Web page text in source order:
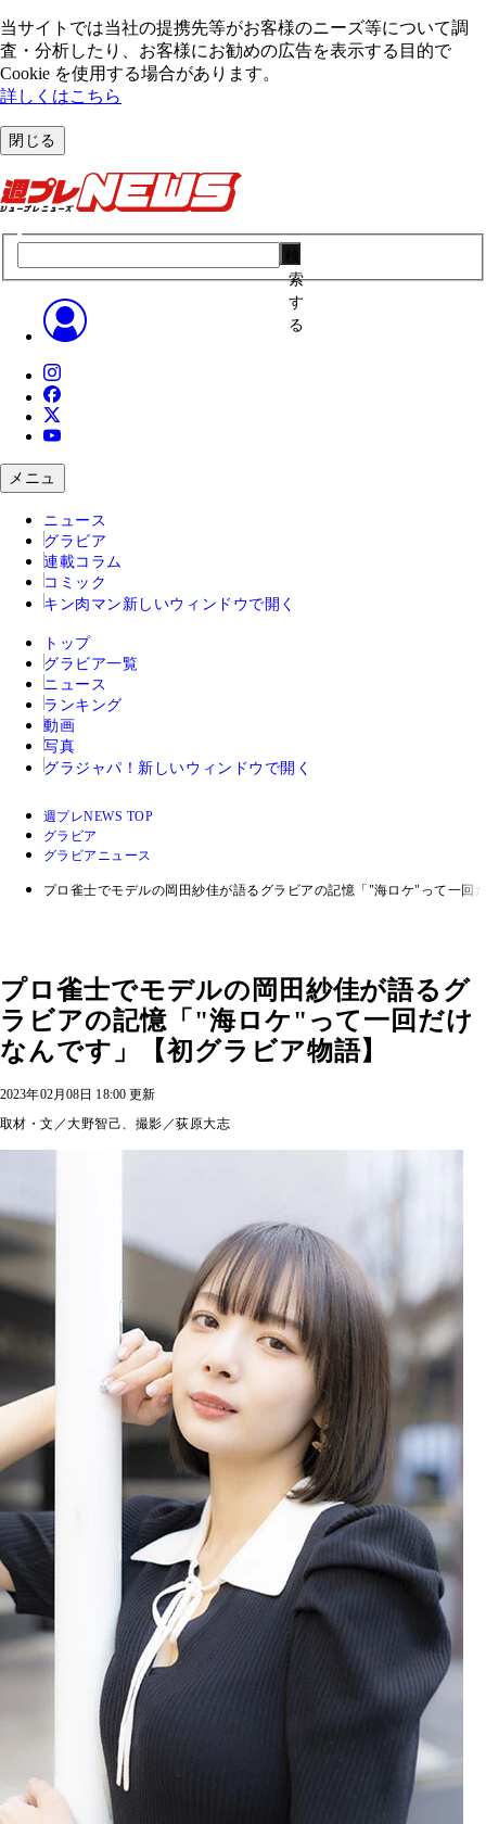
当サイトでは当社の提携先等がお客様のニーズ等について調
査・分析したり、お客様にお勧めの広告を表⽰する⽬的で
Cookie を使⽤する場合があります。
詳しくはこちら
閉じる
索
す
る
メニュ
ニュース
グラビア
連載コラム
コミック
キン肉マン 新しいウィンドウで開く
トップ
グラビア一覧
ニュース
ランキング
動画
写真
グラジャパ！ 新しいウィンドウで開く
週プレNEWS TOP
グラビア
グラビアニュース
プロ雀士でモデルの岡田紗佳が語るグラビアの記憶「"海ロケ"って一回
プロ雀士でモデルの岡田紗佳が語るグ
ラビアの記憶「"海ロケ"って一回だけ
なんです」【初グラビア物語】
2023年02月08日 18:00 更新
取材・文／大野智己、撮影／荻原大志